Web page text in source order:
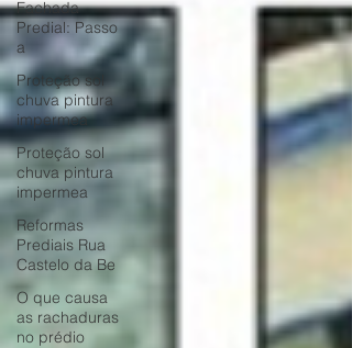
Fachada
Predial: Passo
a
Proteção sol
chuva pintura
impermea
Proteção sol
chuva pintura
impermea
Reformas
Prediais Rua
Castelo da Be
O que causa
as rachaduras
no prédio